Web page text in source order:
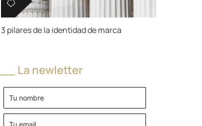
3 pilares de la identidad de marca
___ La newletter